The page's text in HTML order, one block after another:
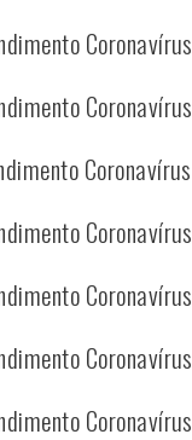
Coronavírus
Coronavírus
Coronavírus
Coronavírus
Coronavírus
Coronavírus
Coronavírus